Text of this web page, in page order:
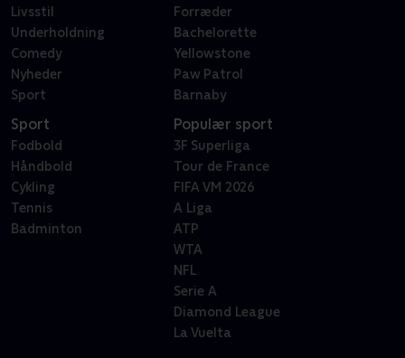
Livsstil
Underholdning
Comedy
Nyheder
Sport
Forræder
Bachelorette
Yellowstone
Paw Patrol
Barnaby
Sport
Fodbold
Håndbold
Cykling
Tennis
Badminton
Populær sport
3F Superliga
Tour de France
FIFA VM 2026
A Liga
ATP
WTA
NFL
Serie A
Diamond League
La Vuelta